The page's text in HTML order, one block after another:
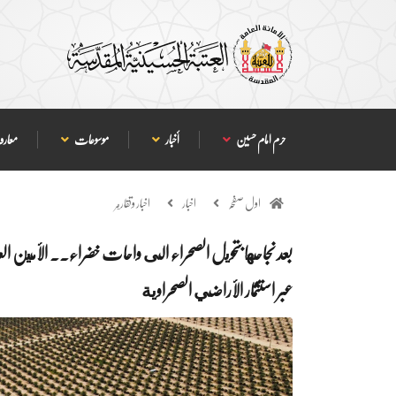
حرم امام حسین أخبار موسوعات
اول صفحہ اخبار اخبار وتقارير
بعد نجاحها بتحويل الصحراء الى واحات خضراء.. الأمين
عبر استثمار الأراضي الصحراوية